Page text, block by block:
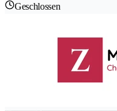
Geschlossen